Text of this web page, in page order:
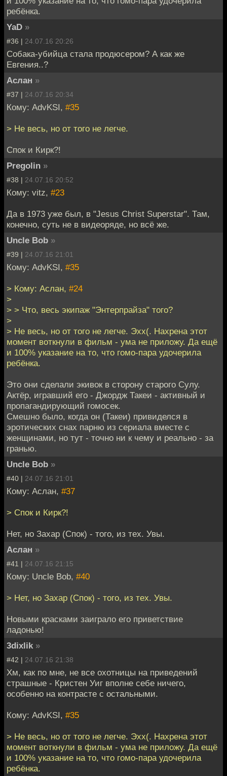
ребёнка.
YaD »
#36 | 24.07.16 20:26
Собака-убийца стала продюсером? А как же
Евгения..?
Аслан »
#37 | 24.07.16 20:34
Кому: AdvKSI, #35
> Не весь, но от того не легче.
Спок и Кирк?!
Pregolin »
#38 | 24.07.16 20:52
Кому: vitz, #23
Да в 1973 уже был, в "Jesus Christ Superstar". Там,
конечно, суть не в видеоряде, но всё же.
Uncle Bob »
#39 | 24.07.16 21:01
Кому: AdvKSI, #35
> Кому: Аслан, #24
>
> > Что, весь экипаж "Энтерпрайза" того?
>
> Не весь, но от того не легче. Эхх(. Нахрена этот
момент воткнули в фильм - ума не приложу. Да ещё
и 100% указание на то, что гомо-пара удочерила
ребёнка.
Это они сделали экивок в сторону старого Сулу.
Актёр, игравший его - Джордж Такеи - активный и
пропагандирующий гомосек.
Смешно было, когда он (Такеи) привиделся в
эротических снах парню из сериала вместе с
женщинами, но тут - точно ни к чему и реально - за
гранью.
Uncle Bob »
#40 | 24.07.16 21:01
Кому: Аслан, #37
> Спок и Кирк?!
Нет, но Захар (Спок) - того, из тех. Увы.
Аслан »
#41 | 24.07.16 21:15
Кому: Uncle Bob, #40
> Нет, но Захар (Спок) - того, из тех. Увы.
Новыми красками заиграло его приветствие
ладонью!
3dixlik »
#42 | 24.07.16 21:38
Хм, как по мне, не все охотницы на приведений
страшные - Кристен Уиг вполне себе ничего,
особенно на контрасте с остальными.
Кому: AdvKSI, #35
> Не весь, но от того не легче. Эхх(. Нахрена этот
момент воткнули в фильм - ума не приложу. Да ещё
и 100% указание на то, что гомо-пара удочерила
ребёнка.